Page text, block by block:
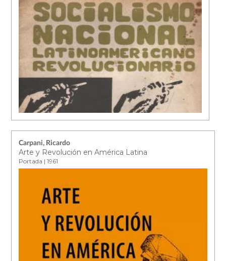
Carpani, Ricardo
Arte y Revolución en América Latina
Portada | 1961